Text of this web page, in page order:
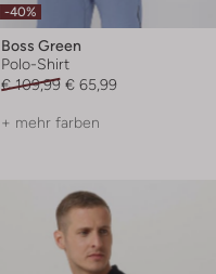
-40%
Boss Green
Polo-Shirt
€ 109,99 € 65,99
+ mehr farben